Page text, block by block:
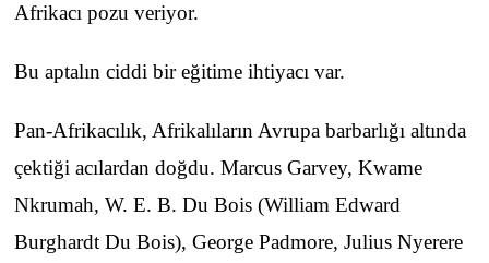
Afrikacı pozu veriyor.
Bu aptalın ciddi bir eğitime ihtiyacı var.
Pan-Afrikacılık, Afrikalıların Avrupa barbarlığı altında
çektiği acılardan doğdu. Marcus Garvey, Kwame
Nkrumah, W. E. B. Du Bois (William Edward
Burghardt Du Bois), George Padmore, Julius Nyerere